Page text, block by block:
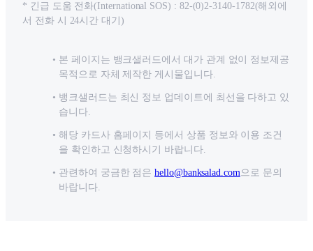
* 긴급 도움 전화(International SOS) : 82-(0)2-3140-1782(해외에
서 전화 시 24시간 대기)
본 페이지는 뱅크샐러드에서 대가 관계 없이 정보제공
목적으로 자체 제작한 게시물입니다.
뱅크샐러드는 최신 정보 업데이트에 최선을 다하고 있
습니다.
해당 카드사 홈페이지 등에서 상품 정보와 이용 조건
을 확인하고 신청하시기 바랍니다.
관련하여 궁금한 점은 hello@banksalad.com으로 문의
바랍니다.